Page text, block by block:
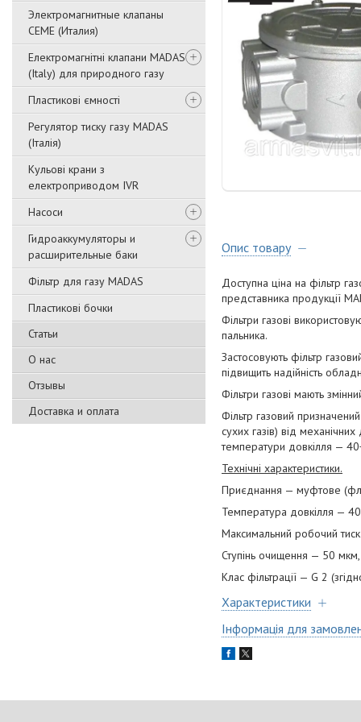
Электромагнитные клапаны
CEME (Италия)
Електромагнітні клапани MADAS
(Italy) для природного газу
Пластикові ємності
Регулятор тиску газу MADAS
(Італія)
Кульові крани з
електроприводом IVR
Насоси
Гидроаккумуляторы и
расширительные баки
Фільтр для газу MADAS
Пластикові бочки
Статьи
О нас
Отзывы
Доставка и оплата
Опис товару
Доступна ціна на фільтр
представника продукції
Фільтри газові
пальника.
Застосовують фільтр
підвищить надійність
Фільтри газові мають
Фільтр газовий
сухих газів) від
температури довкілля —
Технічні характеристики.
Приєднання — муфтове
Температура довкілля —
Максимальний робочий
Ступінь очищення — 50
Клас фільтрації — G 2
Характеристики
Інформація для